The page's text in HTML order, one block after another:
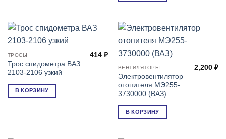
ТРОСЫ
Трос спидометра ВАЗ
2103-2106 узкий
414₽
В КОРЗИНУ
ВЕНТИЛЯТОРЫ
Электровентилятор
отопителя МЭ255-
3730000 (ВАЗ)
2,200₽
В КОРЗИНУ